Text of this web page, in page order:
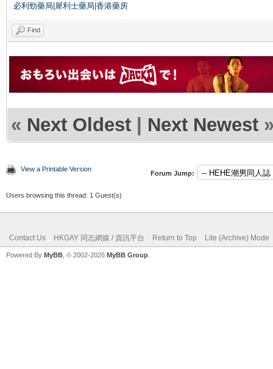
必利勁藥局|犀利士藥局|香港藥房
Find
« Next Oldest | Next Newest
View a Printable Version
Forum Jump:
Users browsing this thread: 1 Guest(s)
Contact Us HKGAY 同志網媒 / 資訊平台 Return to Top Lite (Archive) Mode
Powered By MyBB , © 2002-2026 MyBB Group